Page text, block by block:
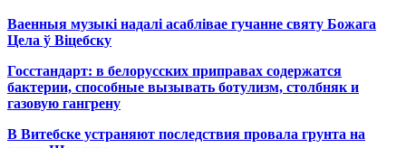
Ваенныя музыкі надалі асаблівае гучанне святу Божага
Цела ў Віцебску
Госстандарт: в белорусских приправах содержатся
бактерии, способные вызывать ботулизм, столбняк и
газовую гангрену
В Витебске устраняют последствия провала грунта на